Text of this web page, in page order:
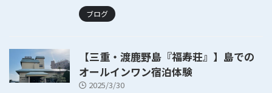
ブログ
【三重・渡鹿野島『福寿荘』】島での
オールインワン宿泊体験
2025/3/30